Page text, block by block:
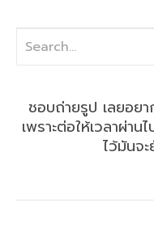
ชอบถ่ายรูป เลยอย
เพราะต่อให้เวลาผ่า
ไว้มันจ